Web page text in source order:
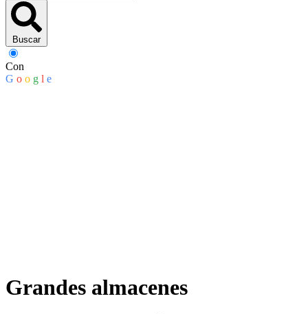
Buscar
Con
G o o g l e
Grandes almacenes